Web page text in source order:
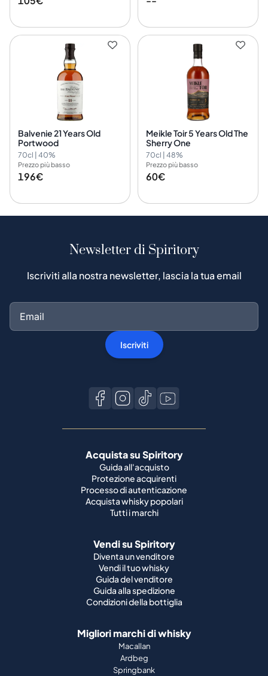
Balvenie 21 Years Old
Portwood
70cl | 40%
Prezzo più basso
196€
Meikle Toir 5 Years Old The
Sherry One
70cl | 48%
Prezzo più basso
60€
Newsletter di Spiritory
Iscriviti alla nostra newsletter, lascia la tua email
Iscriviti
Acquista su Spiritory
Guida all'acquisto
Protezione acquirenti
Processo di autenticazione
Acquista whisky popolari
Tutti i marchi
Vendi su Spiritory
Diventa un venditore
Vendi il tuo whisky
Guida del venditore
Guida alla spedizione
Condizioni della bottiglia
Migliori marchi di whisky
Macallan
Ardbeg
Springbank